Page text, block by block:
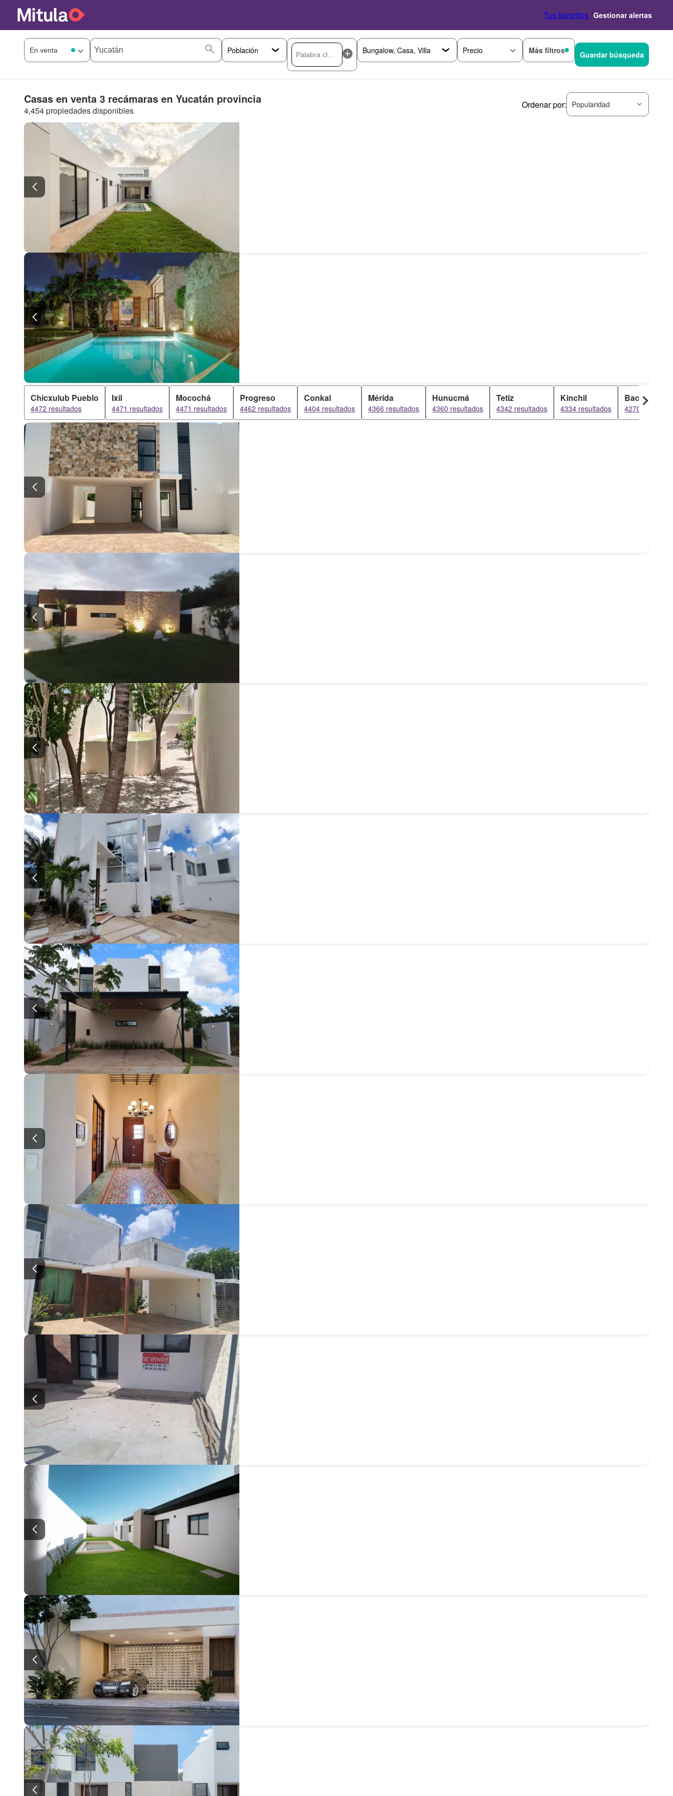
Tus favoritos Gestionar alertas
Precio Más filtros Guardar búsqueda
Casas en venta 3 recámaras en Yucatán provincia
4,454 propiedades disponibles
Ordenar por: Popularidad
Chicxulub Pueblo
4472 resultados
Ixil
4471 resultados
Mocochá
4471 resultados
Progreso
4462 resultados
Conkal
4404 resultados
Mérida
4366 resultados
Hunucmá
4360 resultados
Tetiz
4342 resultados
Kinchil
4334 resultados
Baca
4270